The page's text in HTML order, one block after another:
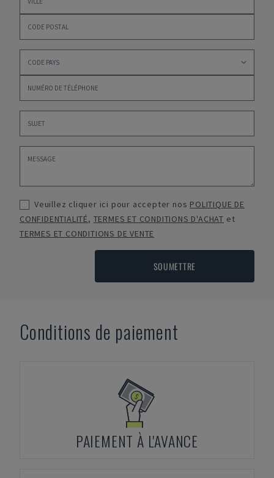
Veuillez cliquer ici pour accepter nos POLITIQUE DE
CONFIDENTIALITÉ, TERMES ET CONDITIONS D'ACHAT et
TERMES ET CONDITIONS DE VENTE
SOUMETTRE
Conditions de paiement
PAIEMENT À L'AVANCE